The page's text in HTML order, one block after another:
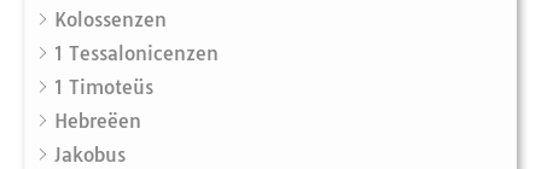
Kolossenzen
1 Tessalonicenzen
1 Timoteüs
Hebreëen
Jakobus